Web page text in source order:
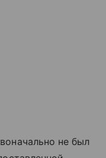
не был